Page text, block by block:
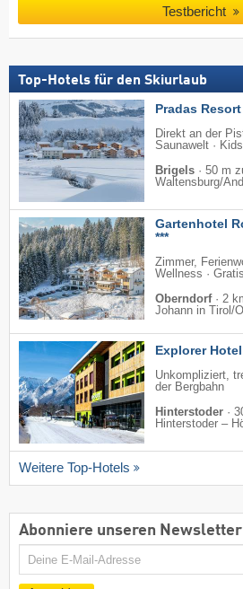
Testbericht
Top-Hotels für den Skiurlaub
Pradas
Direkt an der
Saunawelt ·
Brigels · 50 m
Waltensburg/​
Gartenhotel
***
Zimmer,
Wellness ·
Oberndorf · 2
Johann in Tirol/​
Explorer
Unkompliziert,
der Bergbahn
Hinterstoder ·
Hinterstoder –
Weitere Top-Hotels
Abonniere unseren Newsletter
E-